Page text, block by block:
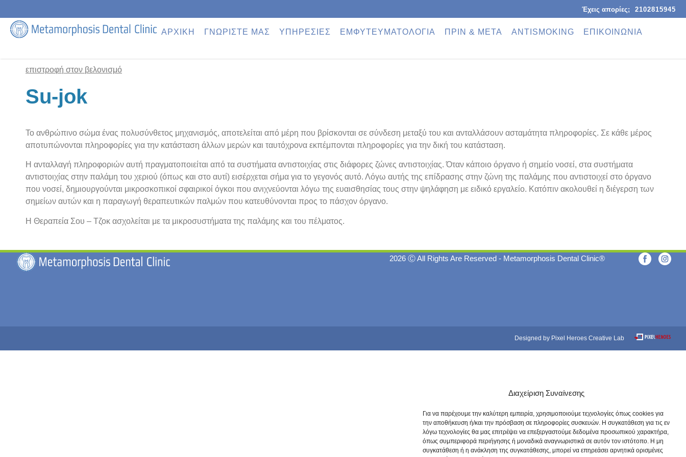
Διαχείριση Συναίνεσης
Για να παρέχουμε την καλύτερη εμπειρία, χρησιμοποιούμε τεχνολογίες όπως cookies για
την αποθήκευση ή/και την πρόσβαση σε πληροφορίες συσκευών. Η συγκατάθεση για τις εν
λόγω τεχνολογίες θα μας επιτρέψει να επεξεργαστούμε δεδομένα προσωπικού χαρακτήρα,
όπως συμπεριφορά περιήγησης ή μοναδικά αναγνωριστικά σε αυτόν τον ιστότοπο. Η μη
συγκατάθεση ή η ανάκληση της συγκατάθεσης, μπορεί να επηρεάσει αρνητικά ορισμένες
Έχεις απορίες; 2102815945
ΑΡΧΙΚΗ ΓΝΩΡΙΣΤΕ ΜΑΣ ΥΠΗΡΕΣΙΕΣ ΕΜΦΥΤΕΥΜΑΤΟΛΟΓΙΑ ΠΡΙΝ & ΜΕΤΑ ANTISMOKING ΕΠΙΚΟΙΝΩΝΙΑ
επιστροφή στον βελονισμό
Su-jok
Το ανθρώπινο σώμα ένας πολυσύνθετος μηχανισμός, αποτελείται από μέρη που βρίσκονται σε σύνδεση μεταξύ του και ανταλλάσουν ασταμάτητα πληροφορίες. Σε κάθε μέρος
αποτυπώνονται πληροφορίες για την κατάσταση άλλων μερών και ταυτόχρονα εκπέμπονται πληροφορίες για την δική του κατάσταση.
Η ανταλλαγή πληροφοριών αυτή πραγματοποιείται από τα συστήματα αντιστοιχίας στις διάφορες ζώνες αντιστοιχίας. Όταν κάποιο όργανο ή σημείο νοσεί, στα συστήματα
αντιστοιχίας στην παλάμη του χεριού (όπως και στο αυτί) εισέρχεται σήμα για το γεγονός αυτό. Λόγω αυτής της επίδρασης στην ζώνη της παλάμης που αντιστοιχεί στο όργανο
που νοσεί, δημιουργούνται μικροσκοπικοί σφαιρικοί όγκοι που ανιχνεύονται λόγω της ευαισθησίας τους στην ψηλάφηση με ειδικό εργαλείο. Κατόπιν ακολουθεί η διέγερση των
σημείων αυτών και η παραγωγή θεραπευτικών παλμών που κατευθύνονται προς το πάσχον όργανο.
Η Θεραπεία Σου – Τζοκ ασχολείται με τα μικροσυστήματα της παλάμης και του πέλματος.
2026 Ⓒ All Rights Are Reserved - Metamorphosis Dental Clinic®
Designed by Pixel Heroes Creative Lab